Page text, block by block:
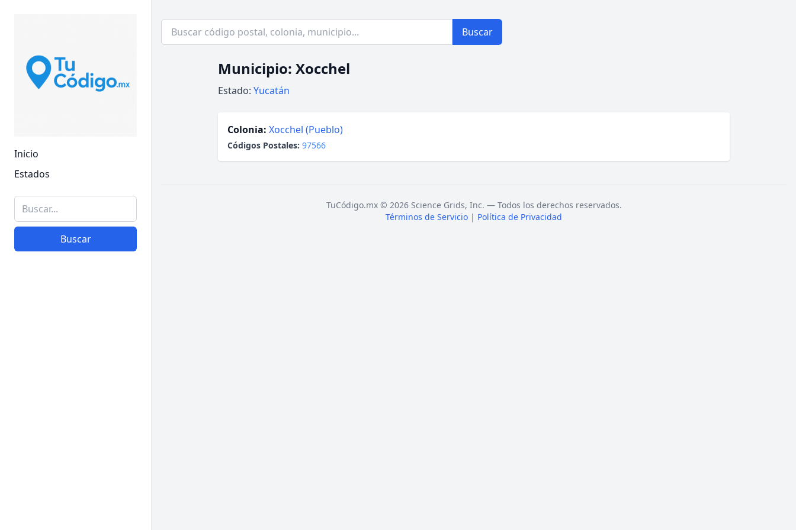
Inicio
Estados
Buscar
Buscar
Municipio: Xocchel
Estado: Yucatán
Colonia: Xocchel (Pueblo)
Códigos Postales: 97566
TuCódigo.mx © 2026 Science Grids, Inc. — Todos los derechos reservados.
Términos de Servicio | Política de Privacidad